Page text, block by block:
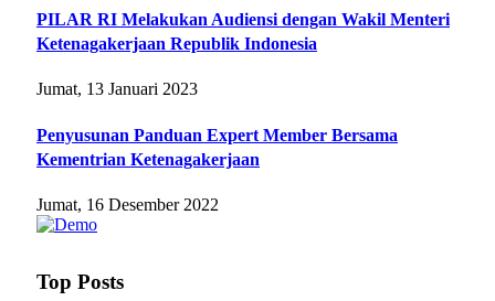
PILAR RI Melakukan Audiensi dengan Wakil Menteri
Ketenagakerjaan Republik Indonesia
Jumat, 13 Januari 2023
Penyusunan Panduan Expert Member Bersama
Kementrian Ketenagakerjaan
Jumat, 16 Desember 2022
Top Posts